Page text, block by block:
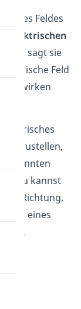
des Feldes
elektrischen
sagt sie
Feld
auswirken
darzustellen,
. Du kannst
die Richtung,
eines